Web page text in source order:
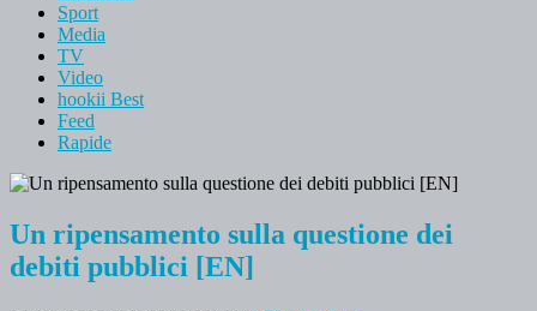
Sport
Media
TV
Video
hookii Best
Feed
Rapide
Un ripensamento sulla questione dei
debiti pubblici [EN]